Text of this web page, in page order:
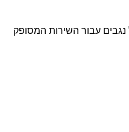
הטיפול נגבים עבור השירות המסופק